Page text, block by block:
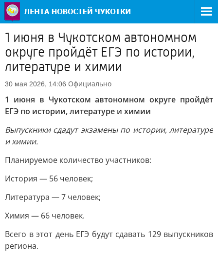
1 июня в Чукотском автономном
округе пройдёт ЕГЭ по истории,
литературе и химии
30 мая 2026, 14:06 Официально
1 июня в Чукотском автономном округе пройдёт
ЕГЭ по истории, литературе и химии
Выпускники сдадут экзамены по истории, литературе
и химии.
Планируемое количество участников:
История — 56 человек;
Литература — 7 человек;
Химия — 66 человек.
Всего в этот день ЕГЭ будут сдавать 129 выпускников
региона.